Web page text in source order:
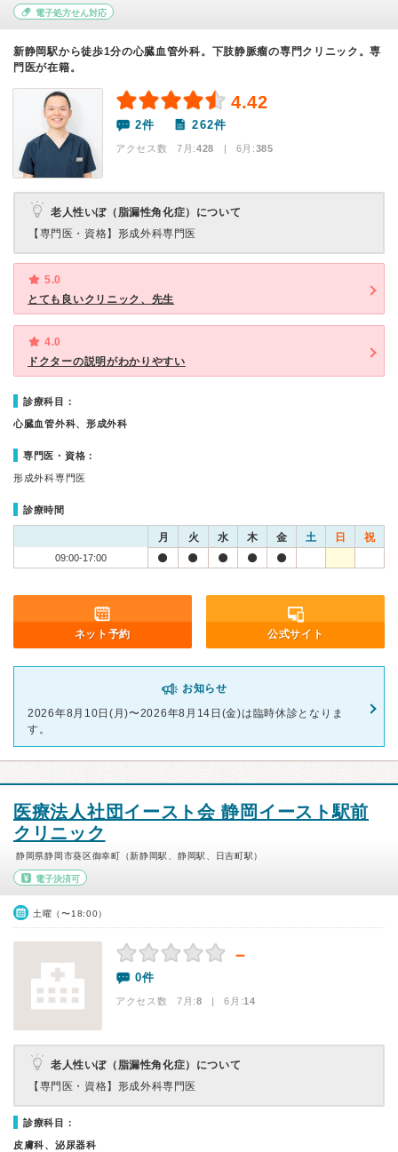
電子処方せん対応
新静岡駅から徒歩1分の心臓血管外科。下肢静脈瘤の専門クリニック。専
門医が在籍。
4.42
2件 262件
アクセス数 7月:428 | 6月:385
老人性いぼ（脂漏性角化症）について
【専門医・資格】 形成外科専門医
5.0
とても良いクリニック、先生
4.0
ドクターの説明がわかりやすい
診療科目：
心臓血管外科、形成外科
専門医・資格：
形成外科専門医
診療時間
月 火 水 木 金 土 日 祝
09:00-17:00
ネット予約 公式サイト
お知らせ
2026年8月10日(月)〜2026年8月14日(金)は臨時休診となりま
す。
医療法人社団イースト会 静岡イースト駅前
クリニック
静岡県静岡市葵区御幸町（新静岡駅、静岡駅、日吉町駅）
電子決済可
土曜（〜18:00）
－
0件
アクセス数 7月:8 | 6月:14
老人性いぼ（脂漏性角化症）について
【専門医・資格】 形成外科専門医
診療科目：
皮膚科、泌尿器科